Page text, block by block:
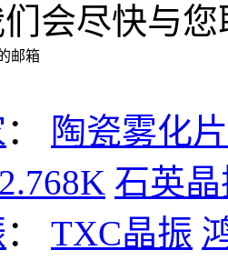
会尽快与
邮箱
：
陶瓷雾化片
石英
： TXC晶振